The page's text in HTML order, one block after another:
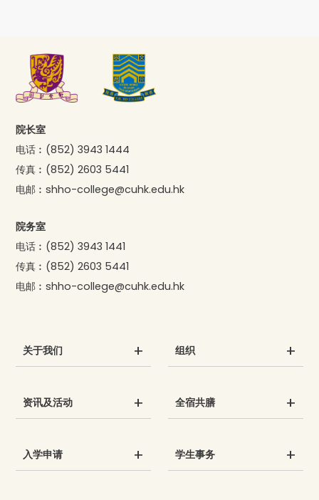
院长室
电话︰ (852) 3943 1444
传真︰ (852) 2603 5441
电邮︰shho-college@cuhk.edu.hk
院务室
电话︰ (852) 3943 1441
传真︰ (852) 2603 5441
电邮︰shho-college@cuhk.edu.hk
关于我们 组织
资讯及活动 全宿共膳
入学申请 学生事务